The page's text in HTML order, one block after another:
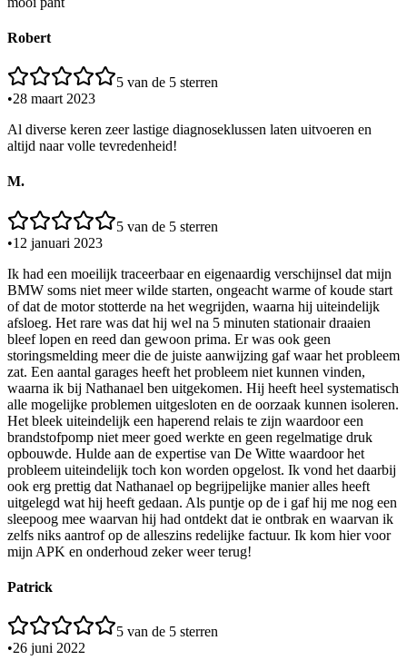
Robert
5 van de 5 sterren
•28 maart 2023
Al diverse keren zeer lastige diagnoseklussen laten uitvoeren en
altijd naar volle tevredenheid!
M.
5 van de 5 sterren
•12 januari 2023
Ik had een moeilijk traceerbaar en eigenaardig verschijnsel dat mijn
BMW soms niet meer wilde starten, ongeacht warme of koude start
of dat de motor stotterde na het wegrijden, waarna hij uiteindelijk
afsloeg. Het rare was dat hij wel na 5 minuten stationair draaien
bleef lopen en reed dan gewoon prima. Er was ook geen
storingsmelding meer die de juiste aanwijzing gaf waar het probleem
zat. Een aantal garages heeft het probleem niet kunnen vinden,
waarna ik bij Nathanael ben uitgekomen. Hij heeft heel systematisch
alle mogelijke problemen uitgesloten en de oorzaak kunnen isoleren.
Het bleek uiteindelijk een haperend relais te zijn waardoor een
brandstofpomp niet meer goed werkte en geen regelmatige druk
opbouwde. Hulde aan de expertise van De Witte waardoor het
probleem uiteindelijk toch kon worden opgelost. Ik vond het daarbij
ook erg prettig dat Nathanael op begrijpelijke manier alles heeft
uitgelegd wat hij heeft gedaan. Als puntje op de i gaf hij me nog een
sleepoog mee waarvan hij had ontdekt dat ie ontbrak en waarvan ik
zelfs niks aantrof op de alleszins redelijke factuur. Ik kom hier voor
mijn APK en onderhoud zeker weer terug!
Patrick
5 van de 5 sterren
•26 juni 2022